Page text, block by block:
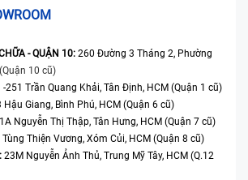
- QUẬN 10: 260 Đường 3 Tháng 2, Phường
(Quận 10 cũ)
-251 Trần Quang Khải, Tân Định, HCM (Quận 1 cũ)
Hậu Giang, Bình Phú, HCM (Quận 6 cũ)
Nguyễn Thị Thập, Tân Hưng, HCM (Quận 7 cũ)
Tùng Thiện Vương, Xóm Củi, HCM (Quận 8 cũ)
23M Nguyễn Ảnh Thủ, Trung Mỹ Tây, HCM (Q.12